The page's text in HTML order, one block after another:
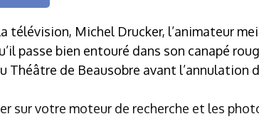
télévision, Michel Drucker, l’animateur
passe bien entouré dans son canapé
Théâtre de Beausobre avant l’annulation
sur votre moteur de recherche et les